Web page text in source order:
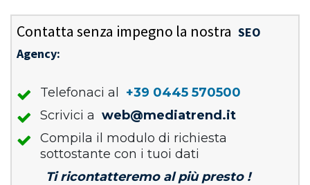
Contatta senza impegno la nostra SEO
Agency:
Telefonaci al
+39 0445 570500
Scrivici a web@mediatrend.it
Compila il modulo di richiesta
sottostante con i tuoi dati
Ti ricontatteremo al più presto !